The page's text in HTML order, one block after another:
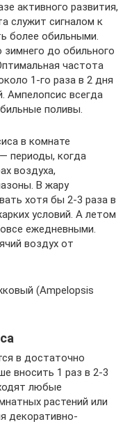
активного развития,
служит сигналом к
более обильными.
зимнего до обильного
частота
1-го раза в 2 дня
Ампелопсис всегда
поливы.
в комнате
периоды, когда
воздуха,
В жару
хотя бы 2-3 раза в
условий. А летом
ежедневными.
воздух от
(Ampelopsis
в достаточно
вносить 1 раз в 2-3
любые
растений или
декоративно-